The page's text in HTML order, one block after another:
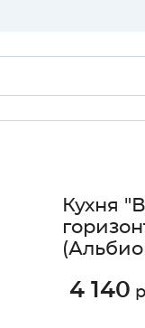
Кухня
4 140